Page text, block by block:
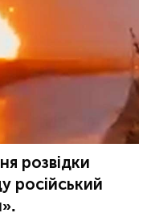
розвідки
російський